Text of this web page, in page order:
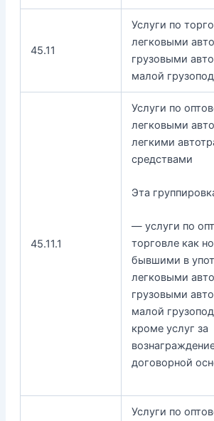
45.11
Услуги по
легковыми
грузовыми
малой
45.11.1
Услуги по
легковыми
легкими
средствами
Эта
— услуги по
торговле как
бывшими в
легковыми
грузовыми
малой
кроме услуг за
договорной
Услуги по